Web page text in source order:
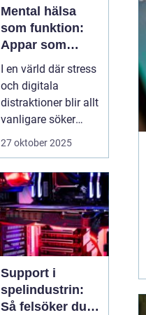
Mental hälsa
som funktion:
Appar som
övervakar och
stärker
välmående
I en värld där stress
och digitala
distraktioner blir allt
vanligare söker
mång...
27 oktober 2025
Support i
spelindustrin:
Så felsöker du